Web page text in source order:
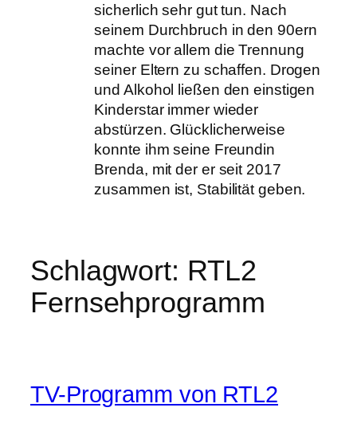
sicherlich sehr gut tun. Nach
seinem Durchbruch in den 90ern
machte vor allem die Trennung
seiner Eltern zu schaffen. Drogen
und Alkohol ließen den einstigen
Kinderstar immer wieder
abstürzen. Glücklicherweise
konnte ihm seine Freundin
Brenda, mit der er seit 2017
zusammen ist, Stabilität geben.
Schlagwort: RTL2
Fernsehprogramm
TV-Programm von RTL2